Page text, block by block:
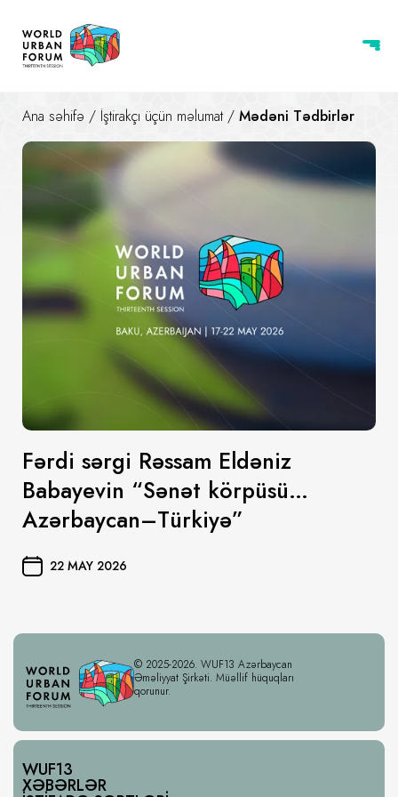
Ana səhifə / İştirakçı üçün məlumat/ Mədəni Tədbirlər
Fərdi sərgi Rəssam Eldəniz
Babayevin “Sənət körpüsü…
Azərbaycan–Türkiyə”
22 MAY 2026
© 2025-2026. WUF13 Azərbaycan
Əməliyyat Şirkəti. Müəllif hüquqları
qorunur.
WUF13
XƏBƏRLƏR